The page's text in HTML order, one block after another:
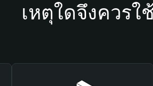
เหตุใดจึงควรใ